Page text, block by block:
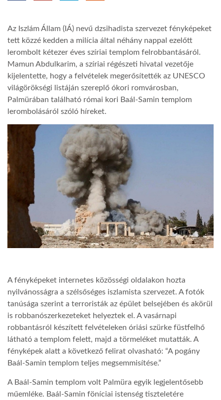
AFRIKA TUDÁSTÁR
A NAP SZÉPE
LINKTR.EE
GLOBOZSARU
DOBRAVERO.HU
LATIMO.HU
GLOBOBOOK
Az Iszlám Állam (IÁ) nevű dzsihadista szervezet fényképeket
tett közzé kedden a milícia által néhány nappal ezelőtt
lerombolt kétezer éves szíriai templom felrobbantásáról.
Mamun Abdulkarim, a szíriai régészeti hivatal vezetője
kijelentette, hogy a felvételek megerősítették az UNESCO
világörökségi listáján szereplő ókori romvárosban,
Palmürában található római kori Baál-Samin templom
lerombolásáról szóló híreket.
A fényképeket internetes közösségi oldalakon hozta
nyilvánosságra a szélsőséges iszlamista szervezet. A fotók
tanúsága szerint a terroristák az épület belsejében és akörül
is robbanószerkezeteket helyeztek el. A vasárnapi
robbantásról készített felvételeken óriási szürke füstfelhő
látható a templom felett, majd a törmeléket mutatták. A
fényképek alatt a következő felirat olvasható: “A pogány
Baál-Samin templom teljes megsemmisítése.”
A Baál-Samin templom volt Palmüra egyik legjelentősebb
műemléke. Baál-Samin föníciai istenség tiszteletére